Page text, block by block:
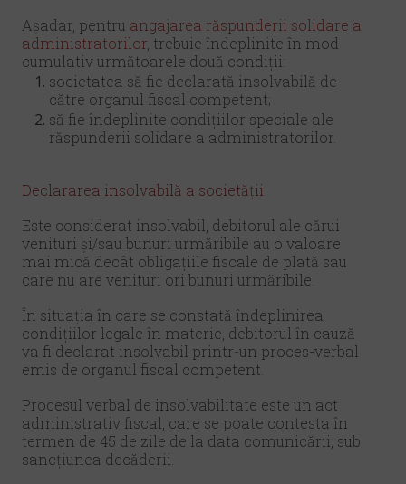
Așadar, pentru angajarea răspunderii solidare a
administratorilor , trebuie îndeplinite în mod
cumulativ următoarele două condiții:
societatea să fie declarată insolvabilă de
către organul fiscal competent;
să fie îndeplinite condițiilor speciale ale
răspunderii solidare a administratorilor.
Declararea insolvabilă a societății
Este considerat insolvabil, debitorul ale cărui
venituri și/sau bunuri urmăribile au o valoare
mai mică decât obligațiile fiscale de plată sau
care nu are venituri ori bunuri urmăribile.
În situația în care se constată îndeplinirea
condițiilor legale în materie, debitorul în cauză
va fi declarat insolvabil printr-un proces-verbal
emis de organul fiscal competent.
Procesul verbal de insolvabilitate este un act
administrativ fiscal, care se poate contesta în
termen de 45 de zile de la data comunicării, sub
sancțiunea decăderii.